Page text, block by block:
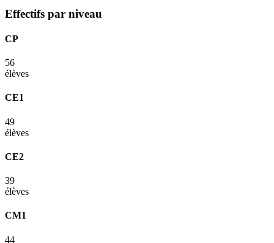
Effectifs par niveau
CP
56
élèves
CE1
49
élèves
CE2
39
élèves
CM1
44